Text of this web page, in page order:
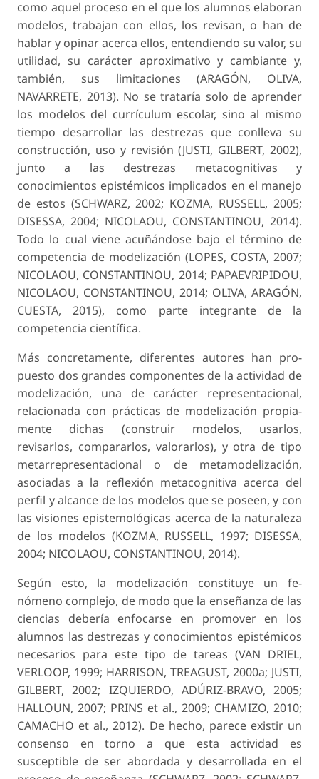
como aquel proceso en el que los alumnos elaboran
modelos, trabajan con ellos, los revisan, o han de
hablar y opinar acerca ellos, entendien­do su valor, su
utilidad, su carácter aproximativo y cambiante y,
también, sus limitaciones (ARAGÓN, OLIVA,
NAVARRETE, 2013). No se trataría solo de aprender
los modelos del currículum escolar, sino al mismo
tiempo desarrollar las destrezas que conlleva su
construcción, uso y revisión (JUSTI, GILBERT, 2002),
junto a las destrezas metacogniti­vas y
conocimientos epistémicos implicados en el manejo
de estos (SCHWARZ, 2002; KOZMA, RUS­SELL, 2005;
DISESSA, 2004; NICOLAOU, CONS­TANTINOU, 2014).
Todo lo cual viene acuñándose bajo el término de
competencia de modelización (LOPES, COSTA, 2007;
NICOLAOU, CONSTAN­TINOU, 2014; PAPAEVRIPIDOU,
NICOLAOU, CONSTANTINOU, 2014; OLIVA, ARAGÓN,
CUES­TA, 2015), como parte integrante de la
competen­cia científica.
Más concretamente, diferentes autores han pro­
puesto dos grandes componentes de la actividad de
modelización, una de carácter representacional,
relacionada con prácticas de modelización propia­
mente dichas (construir modelos, usarlos,
revisarlos, compararlos, valorarlos), y otra de tipo
metarrepre­sentacional o de metamodelización,
asociadas a la reflexión metacognitiva acerca del
perfil y alcance de los modelos que se poseen, y con
las visiones epistemológicas acerca de la naturaleza
de los mo­delos (KOZMA, RUSSELL, 1997; DISESSA,
2004; NICOLAOU, CONSTANTINOU, 2014).
Según esto, la modelización constituye un fe­
nómeno complejo, de modo que la enseñanza de las
ciencias debería enfocarse en promover en los
alumnos las destrezas y conocimientos epistémicos
necesarios para este tipo de tareas (VAN DRIEL,
VERLOOP, 1999; HARRISON, TREAGUST, 2000a; JUSTI,
GILBERT, 2002; IZQUIERDO, ADÚRIZ-BRA­VO, 2005;
HALLOUN, 2007; PRINS et al., 2009; CHAMIZO, 2010;
CAMACHO et al., 2012). De hecho, parece existir un
consenso en torno a que esta actividad es
susceptible de ser abordada y de­sarrollada en el